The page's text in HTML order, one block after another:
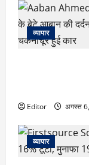
व्यापार
Editor अगस्त
व्यापार